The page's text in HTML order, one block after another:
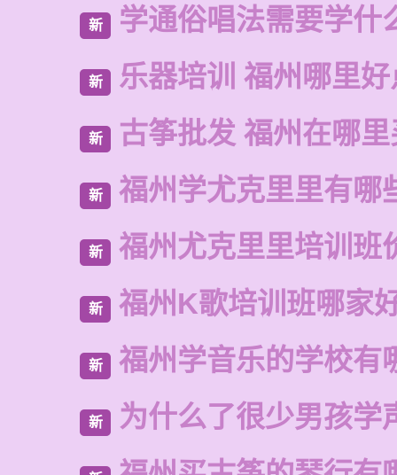
新 学通俗唱法需要学什
新 乐器培训 福州哪里
新 古筝批发 福州在哪
新 福州学尤克里里有哪
新 福州尤克里里培训班
新 福州K歌培训班哪家
新 福州学音乐的学校有
新 为什么了很少男孩学